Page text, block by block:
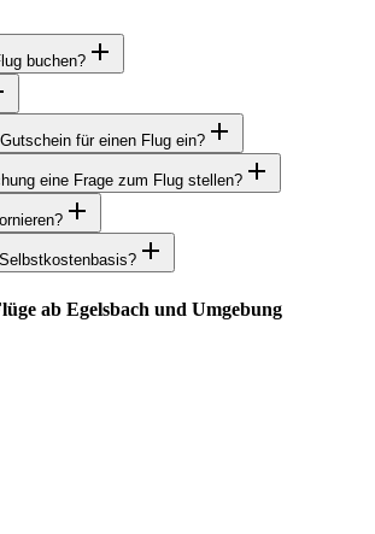
buchen?
für einen Flug ein?
eine Frage zum Flug stellen?
ab Egelsbach und Umgebung